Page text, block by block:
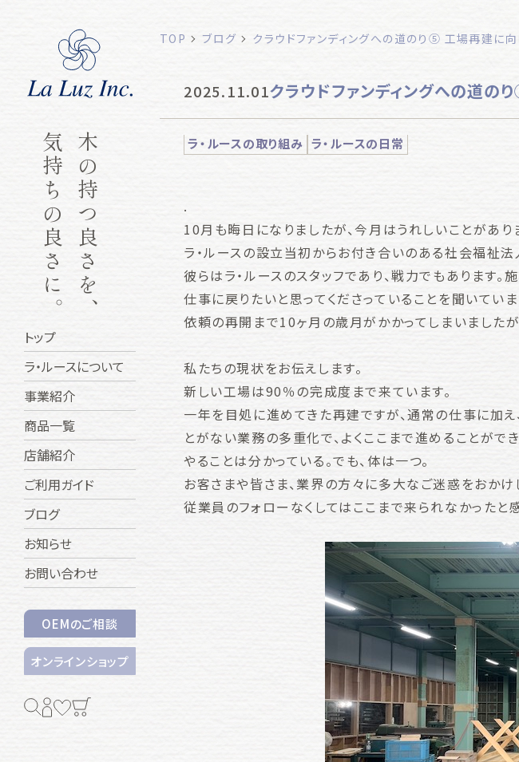
木の持つ良さを、
気持ちの良さに。
トップ
ラ・ルースについて
事業紹介
商品一覧
店舗紹介
ご利用ガイド
ブログ
お知らせ
お問い合わせ
OEMのご相談
オンラインショップ
TOP ブログ クラウドファンディングへの道のり⑤ 工場再建に向
2025.11.01クラウドファンディングへの道の
ラ・ルースの取り組み ラ・ルースの日常
.
10月も晦日になりましたが、今月はうれしいことがあり
ラ・ルースの設立当初からお付き合いのある社会福祉
彼らはラ・ルースのスタッフであり、戦力でもあります
仕事に戻りたいと思ってくださっていることを聞いていま
依頼の再開まで10ヶ月の歳月がかかってしまいました
私たちの現状をお伝えします。
新しい工場は90％の完成度まで来ています。
一年を目処に進めてきた再建ですが、通常の仕事に加
とがない業務の多重化で、よくここまで進めることがで
やることは分かっている。でも、体は一つ。
お客さまや皆さま、業界の方々に多大なご迷惑をおかけ
従業員のフォローなくしてはここまで来られなかったと